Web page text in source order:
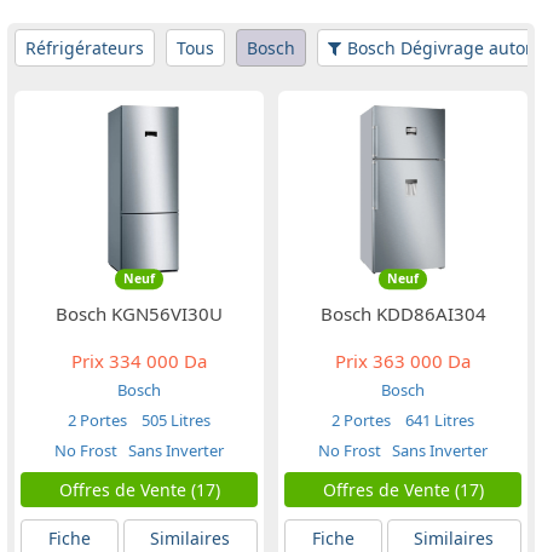
Réfrigérateurs Tous Bosch Bosch Dégivrage
Neuf
Bosch KGN56VI30U
Prix 334 000 Da
Bosch
2 Portes
505 Litres
No Frost Sans Inverter
Offres de Vente (17)
Fiche
Similaires
Neuf
Bosch KDD86AI304
Prix 363 000 Da
Bosch
2 Portes
641 Litres
No Frost Sans Inverter
Offres de Vente (17)
Fiche
Similaires